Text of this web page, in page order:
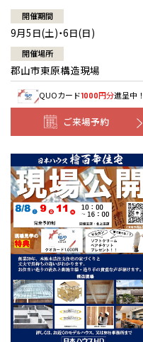
開催期間
9月5日(土)・6日(日)
開催場所
郡山市東原構造現場
QUOカード1000円分進呈中！
ご来場予約